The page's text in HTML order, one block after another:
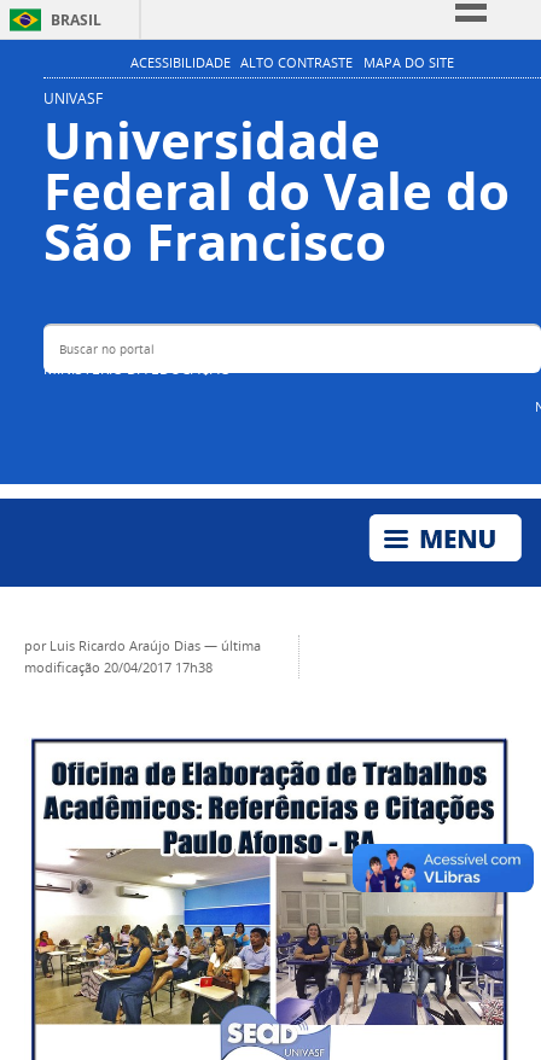
BRASIL
Simplifique!
Participe
Acesso à informação
Legislação
Canais
ACESSIBILIDADE ALTO CONTRASTE MAPA DO SITE
UNIVASF
Universidade
Federal do Vale do
São Francisco
MINISTÉRIO DA EDUCAÇÃO
Buscar no portal
por Luis Ricardo Araújo Dias — última
modificação 20/04/2017 17h38